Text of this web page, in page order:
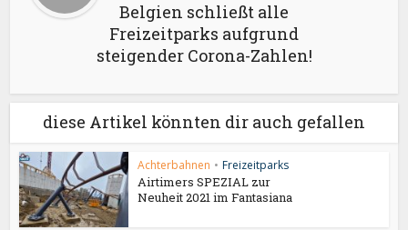
Belgien schließt alle
Freizeitparks aufgrund
steigender Corona-Zahlen!
diese Artikel könnten dir auch gefallen
Achterbahnen • Freizeitparks
Airtimers SPEZIAL zur
Neuheit 2021 im Fantasiana